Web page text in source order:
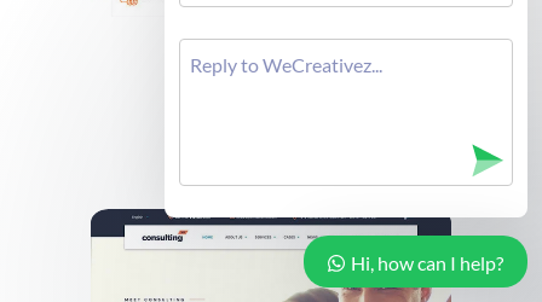
Brussels - Forex Consulting
Cek Demo
Hi, how can I help?